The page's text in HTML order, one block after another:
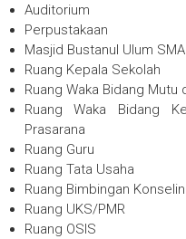
Auditorium
Perpustakaan
Masjid Bustanul Ulum
Ruang Kepala Sekolah
Ruang Waka Bidang Mutu
Ruang Waka Bidang
Prasarana
Ruang Guru
Ruang Tata Usaha
Ruang Bimbingan
Ruang UKS/PMR
Ruang OSIS